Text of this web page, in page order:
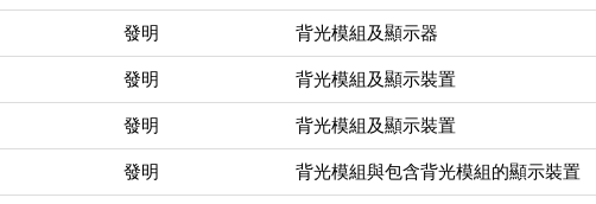
發明
背光模組及顯示器
發明
背光模組及顯示裝置
發明
背光模組及顯示裝置
發明
背光模組與包含背光模組的顯示裝置